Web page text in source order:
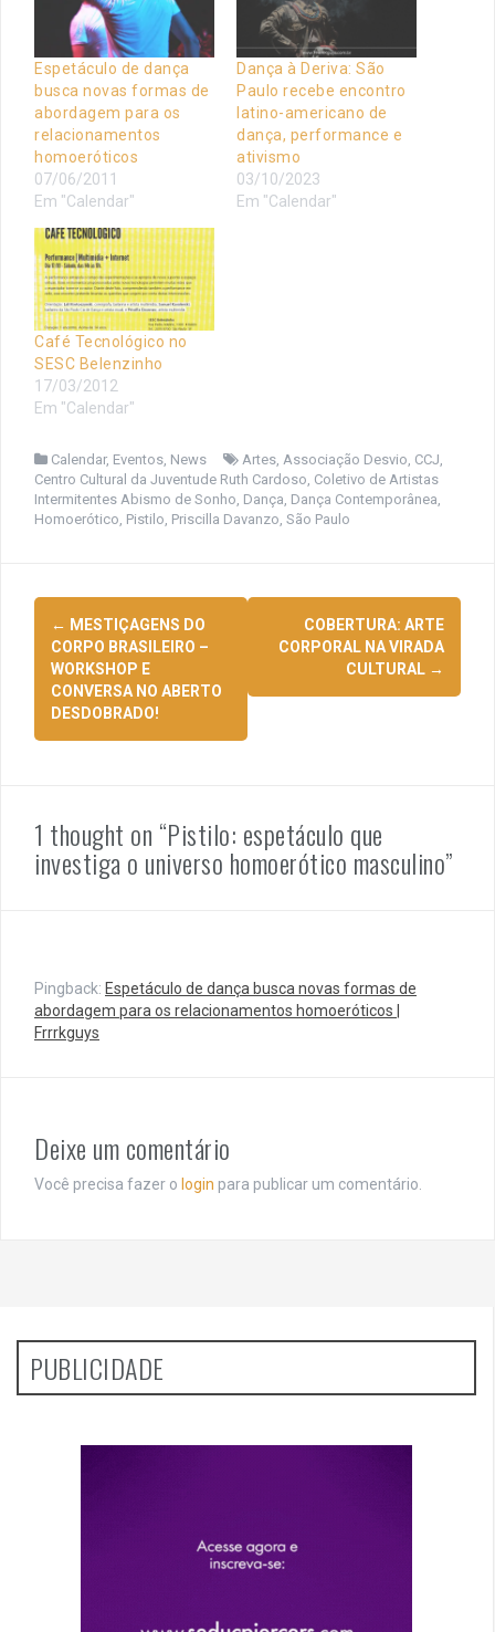
Espetáculo de dança
busca novas formas de
abordagem para os
relacionamentos
homoeróticos
07/06/2011
Em "Calendar"
Dança à Deriva: São
Paulo recebe encontro
latino-americano de
dança, performance e
ativismo
03/10/2023
Em "Calendar"
Café Tecnológico no
SESC Belenzinho
17/03/2012
Em "Calendar"
Calendar, Eventos News Artes Associação Desvio CCJ
Centro Cultural da Juventude Ruth Cardoso Coletivo de Artistas
Intermitentes Abismo de Sonho Dança Dança Contemporânea
Homoerótico Pistilo Priscilla Davanzo São Paulo
Navegação
de
posts
← MESTIÇAGENS DO
CORPO BRASILEIRO –
WORKSHOP E
CONVERSA NO ABERTO
DESDOBRADO!
COBERTURA: ARTE
CORPORAL NA VIRADA
CULTURAL →
1 thought on “Pistilo: espetáculo que
investiga o universo homoerótico masculino”
Pingback: Espetáculo de dança busca novas formas de
abordagem para os relacionamentos homoeróticos |
Frrrkguys
Deixe um comentário
Você precisa fazer o login para publicar um comentário.
PUBLICIDADE